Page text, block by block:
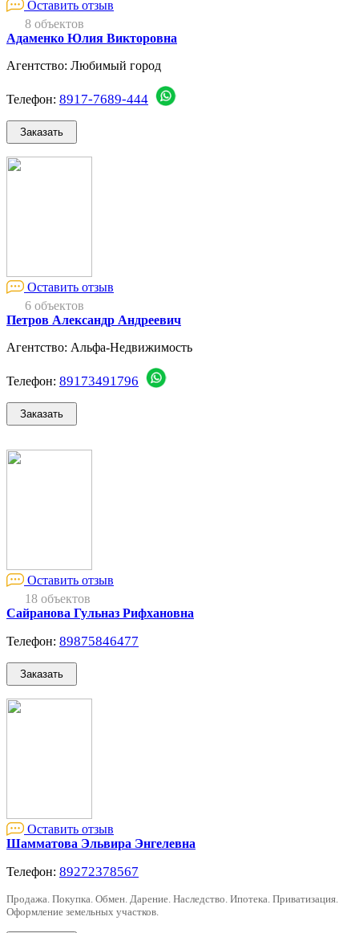
Оставить отзыв
8 объектов
Адаменко Юлия Викторовна
Агентство: Любимый город
Телефон: 8917-7689-444
Оставить отзыв
6 объектов
Петров Александр Андреевич
Агентство: Альфа-Недвижимость
Телефон: 89173491796
Оставить отзыв
18 объектов
Сайранова Гульназ Рифхановна
Телефон: 89875846477
Оставить отзыв
Шамматова Эльвира Энгелевна
Телефон: 89272378567
Продажа. Покупка. Обмен. Дарение. Наследство. Ипотека. Приватизация.
Оформление земельных участков.